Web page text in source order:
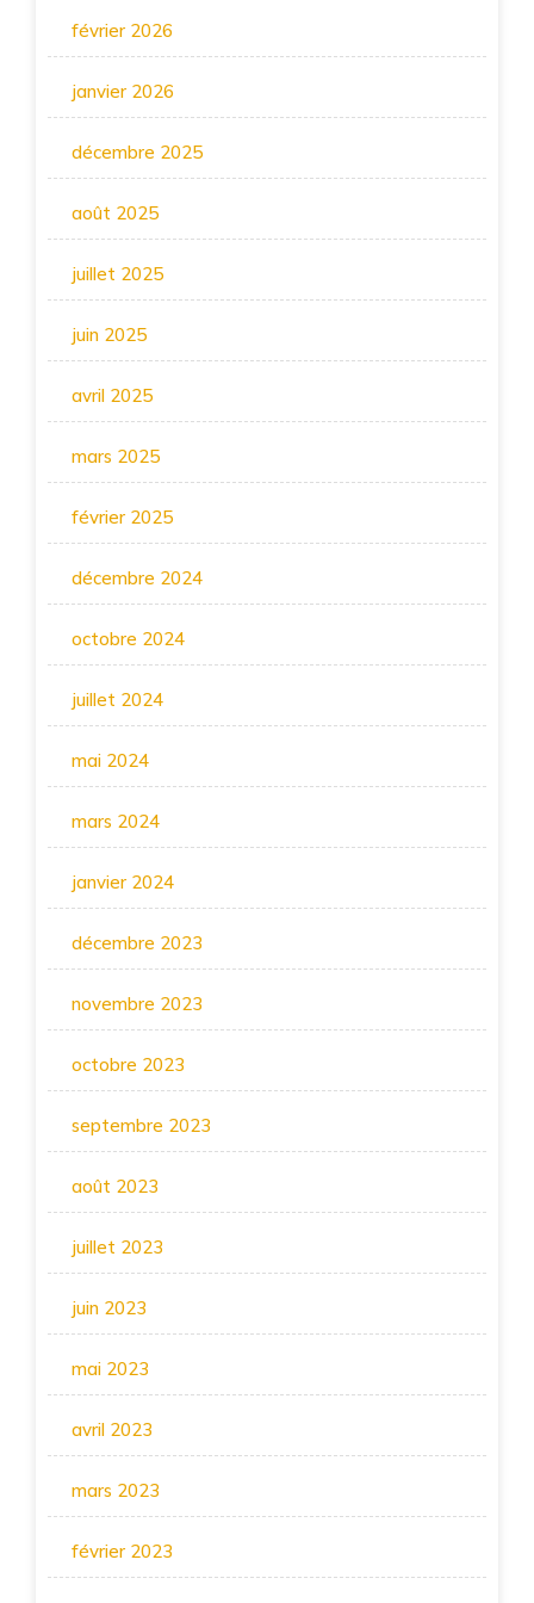
février 2026
janvier 2026
décembre 2025
août 2025
juillet 2025
juin 2025
avril 2025
mars 2025
février 2025
décembre 2024
octobre 2024
juillet 2024
mai 2024
mars 2024
janvier 2024
décembre 2023
novembre 2023
octobre 2023
septembre 2023
août 2023
juillet 2023
juin 2023
mai 2023
avril 2023
mars 2023
février 2023